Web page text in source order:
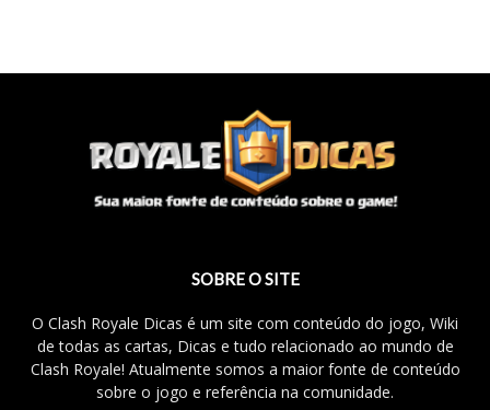
SOBRE O SITE
O Clash Royale Dicas é um site com conteúdo do jogo, Wiki
de todas as cartas, Dicas e tudo relacionado ao mundo de
Clash Royale! Atualmente somos a maior fonte de conteúdo
sobre o jogo e referência na comunidade.